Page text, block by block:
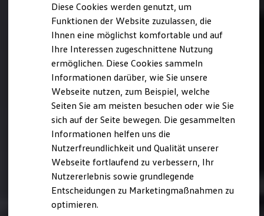
Für Privatkunden
Für Gewerbekunden
Leasing
Für Privatkunden
Für Gewerbekunden
Versicherungen & Garantien
Garantien
Kfz-Versicherung für Nutzfahrzeuge
Restschuldversicherung
Wartungsverträge
Besitzer & Service
Reparatur & Service
Sommer-Special
Reparatur, Pflege & Inspektion
Servicetermin anfragen
Service-Vorteile bei Volkswagen Nutzfahrzeuge
ServicePlus
Economy Service
Räder & Reifen Service
Ersatzfahrzeuge
Diese Cookies werden genutzt, um
Funktionen der Website zuzulassen, die
Ihnen eine möglichst komfortable und auf
Ihre Interessen zugeschnittene Nutzung
ermöglichen. Diese Cookies sammeln
Informationen darüber, wie Sie unsere
Webseite nutzen, zum Beispiel, welche
Seiten Sie am meisten besuchen oder wie Sie
sich auf der Seite bewegen. Die gesammelten
Informationen helfen uns die
Nutzerfreundlichkeit und Qualität unserer
Webseite fortlaufend zu verbessern, Ihr
Nutzererlebnis sowie grundlegende
Entscheidungen zu Marketingmaßnahmen zu
optimieren.